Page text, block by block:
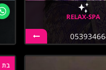
RELAX-SPA
בת